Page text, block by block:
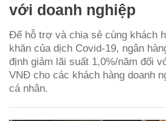
với doanh nghiệp
Để hỗ trợ và chia sẻ cùng khách
khăn của dịch Covid-19, ngân
định giảm lãi suất 1,0%/năm đối
VNĐ cho các khách hàng doanh
cá nhân.